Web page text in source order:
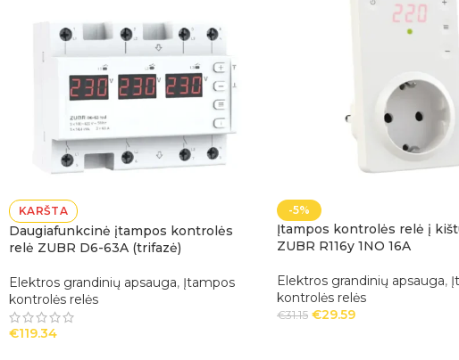
KARŠTA
Daugiafunkcinė įtampos kontrolės
relė ZUBR D6-63A (trifazė)
Elektros grandinių apsauga, Įtampos
kontrolės relės
€119.34
-5%
Įtampos kontrolės relė į
ZUBR R116y 1NO 16A
Elektros grandinių apsauga,
kontrolės relės
€31.15 €29.59